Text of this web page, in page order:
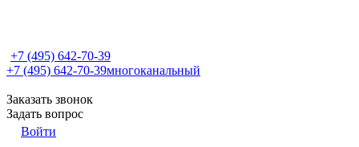
+7 (495) 642-70-39
+7 (495) 642-70-39многоканальный
Заказать звонок
Задать вопрос
Войти